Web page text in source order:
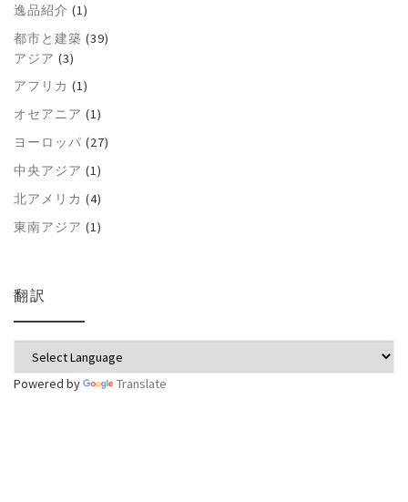
逸品紹介 (1)
都市と建築 (39)
アジア (3)
アフリカ (1)
オセアニア (1)
ヨーロッパ (27)
中央アジア (1)
北アメリカ (4)
東南アジア (1)
翻訳
Powered by Translate